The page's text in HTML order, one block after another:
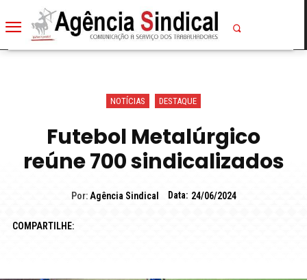
NOTÍCIAS DESTAQUE
Futebol Metalúrgico
reúne 700 sindicalizados
Por: Agência Sindical Data: 24/06/2024
COMPARTILHE: